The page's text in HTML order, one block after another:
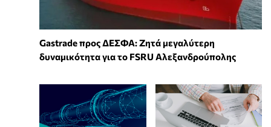
Gastrade προς ΔΕΣΦΑ: Ζητά μεγαλύτερη
δυναμικότητα για το FSRU Αλεξανδρούπολης